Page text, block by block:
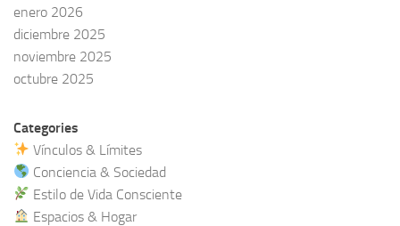
enero 2026
diciembre 2025
noviembre 2025
octubre 2025
Categories
Vínculos & Límites
Conciencia & Sociedad
Estilo de Vida Consciente
Espacios & Hogar